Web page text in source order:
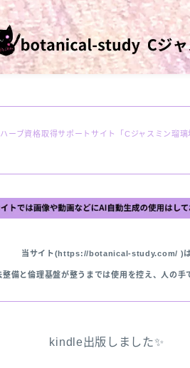
ーブ資格取得サポートサイト「Cジャスミン瑠
当サイト(https://botanical-study.com/ )
整備と倫理基盤が整うまでは使用を控え、人の手
kindle出版しました✨